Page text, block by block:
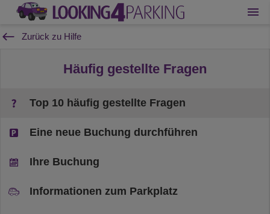
Zurück zu Hilfe
Häufig gestellte Fragen
Top 10 häufig gestellte Fragen
Eine neue Buchung durchführen
Ihre Buchung
Informationen zum Parkplatz